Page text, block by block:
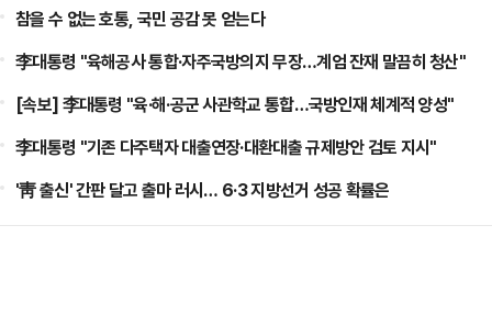
참을 수 없는 호통, 국민 공감 못 얻는다
李대통령 "육해공사 통합·자주국방의지 무장…계엄 잔재 말끔히 청산"
[속보] 李대통령 "육·해·공군 사관학교 통합…국방인재 체계적 양성"
李대통령 "기존 다주택자 대출연장·대환대출 규제방안 검토 지시"
'靑 출신' 간판 달고 출마 러시… 6·3 지방선거 성공 확률은